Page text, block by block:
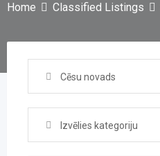
Home Classified Listings
Cēsu novads
Izvēlies kategoriju